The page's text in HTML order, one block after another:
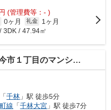
(管理費等：- )
0ヶ月 礼金
1ヶ月
3DK / 47.94㎡
１丁目のマンション
「千林 」駅 徒歩5分
線 「千林大宮 」駅 徒歩7分